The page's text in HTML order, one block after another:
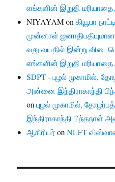
எங்களின் இறுதி
NIYAYAMonகியூபா
முன்னாள்
வது வயதில் இன்று
எங்களின் இறுதி
SDPT - புழல் முகாமில்,
அன்னை இந்திராகாந்தி
onபுழல் முகாமில்,
இந்திராகாந்தி பிந்தநாள்
ஆசிரியர்onNLFT